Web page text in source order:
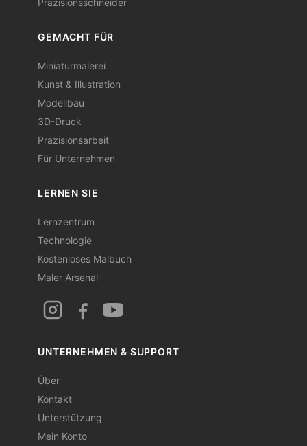
Präzisionsschneider
GEMACHT FÜR
Miniaturmalerei
Kunst & Illustration
Modellbau
3D-Druck
Präzisionsarbeit
Für Unternehmen
LERNEN SIE
Lernzentrum
Technologie
Kostenloses Malbuch
Maler Arsenal
UNTERNEHMEN & SUPPORT
Über
Kontakt
Unterstützung
Mein Konto